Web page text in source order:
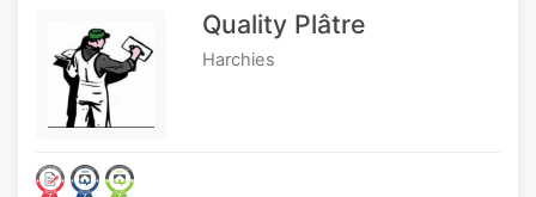
Quality Plâtre
Harchies